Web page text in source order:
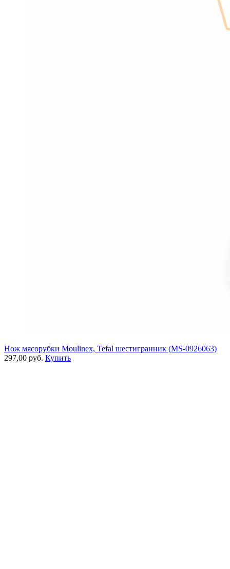
Нож мясорубки Moulinex, Tefal шестигранник (MS-0926063)
297,00 руб. Купить